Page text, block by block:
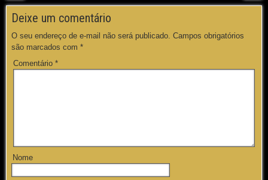
Deixe um comentário
O seu endereço de e-mail não será publicado. Campos obrigatórios
são marcados com *
Comentário *
Nome